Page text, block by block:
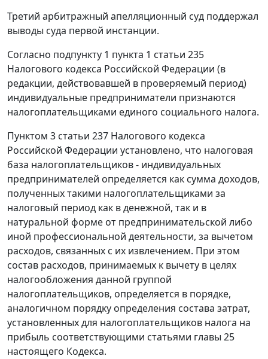
Третий арбитражный апелляционный суд поддержал
выводы суда первой инстанции.
Согласно подпункту 1 пункта 1 статьи 235
Налогового кодекса Российской Федерации (в
редакции, действовавшей в проверяемый период)
индивидуальные предприниматели признаются
налогоплательщиками единого социального налога.
Пунктом 3 статьи 237 Налогового кодекса
Российской Федерации установлено, что налоговая
база налогоплательщиков - индивидуальных
предпринимателей определяется как сумма доходов,
полученных такими налогоплательщиками за
налоговый период как в денежной, так и в
натуральной форме от предпринимательской либо
иной профессиональной деятельности, за вычетом
расходов, связанных с их извлечением. При этом
состав расходов, принимаемых к вычету в целях
налогообложения данной группой
налогоплательщиков, определяется в порядке,
аналогичном порядку определения состава затрат,
установленных для налогоплательщиков налога на
прибыль соответствующими статьями главы 25
настоящего Кодекса.